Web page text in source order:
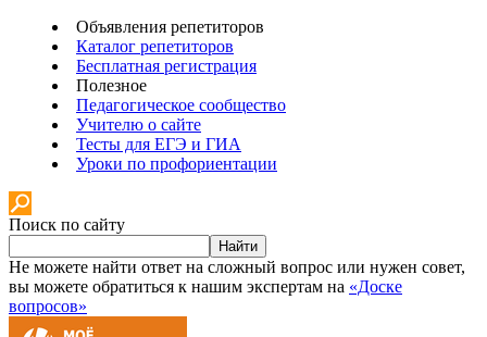
Объявления репетиторов
Каталог репетиторов
Бесплатная регистрация
Полезное
Педагогическое сообщество
Учителю о сайте
Тесты для ЕГЭ и ГИА
Уроки по профориентации
Поиск по сайту
Найти
Не можете найти ответ на сложный вопрос или нужен совет,
вы можете обратиться к нашим экспертам на «Доске
вопросов»